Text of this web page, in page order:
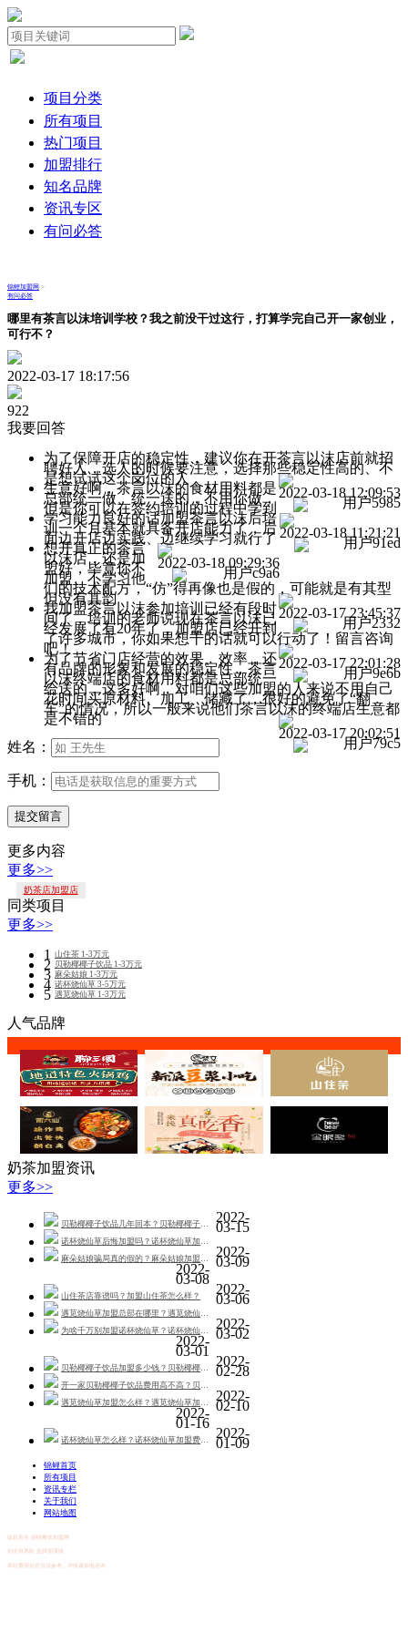
项目分类
所有项目
热门项目
加盟排行
知名品牌
资讯专区
有问必答
锦鲤加盟网 >
有问必答
哪里有茶言以沫培训学校？我之前没干过这行，打算学完自己开一家创业，
可行不？
2022-03-17 18:17:56
922
我要回答
为了保障开店的稳定性，建议你在开茶言以沫店前就招
聘好人，选人的时候要注意，选择那些稳定性高的、不
是想试试这个岗位的人
2022-03-18 12:09:53
用户5985
生意好啊，茶言以沫的食材用料都是
总部统一做、统一送的，不用你做，
但是你可以在签约培训的过程中学到
2022-03-18 11:21:21
用户91ed
学习能力良好的话加盟茶言以沫后培
训一个月基本就具备开店能力了，后
面边开店边实践、边继续学习就行了
2022-03-18 09:29:36
用户c9a6
想开真正的茶言
以沫店，还是加
盟好，毕竟你不
加盟、不学习他
们的技术配方，“仿”得再像也是假的，可能就是有其型
但没有其韵
2022-03-17 23:45:37
用户2332
我加盟茶言以沫参加培训已经有段时
间了，培训的老师说现在茶言以沫已
经发展了有20年了，加盟店已经开到
了许多城市，你如果想干的话就可以行动了！留言咨询
吧！
2022-03-17 22:01:28
用户9e6b
为了节省门店经营的效果、效率，还
有品牌的形象和发展的稳定性，茶言
以沫终端店的食材用料都是总部统一
给送的，这多好啊，对咱们这些加盟的人来说不用自己
花时间买原材料、加工、储藏了，很好的避免了“翻
车”的情况，所以一般来说他们茶言以沫的终端店生意都
是不错的
2022-03-17 20:02:51
用户79c5
姓名：
手机：
提交留言
更多内容
更多>>
奶茶店加盟店
同类项目
更多>>
1 山住茶 1-3万元
2 贝勒椰椰子饮品 1-3万元
3 麻朵姑娘 1-3万元
4 诺杯烧仙草 3-5万元
5 遇苋烧仙草 1-3万元
人气品牌
奶茶加盟资讯
更多>>
贝勒椰椰子饮品几年回本？贝勒椰椰子饮品为什么那. 2022-
03-15
诺杯烧仙草后悔加盟吗？诺杯烧仙草加盟就是骗子？
2022-
03-09
麻朵姑娘骗局真的假的？麻朵姑娘加盟要满足哪些条.
2022-
03-08
山住茶店靠谱吗？加盟山住茶怎么样？ 2022-
03-06
遇苋烧仙草加盟总部在哪里？遇苋烧仙草加盟怎么样.
2022-
03-02
为啥千万别加盟诺杯烧仙草？诺杯烧仙草是加盟骗局.
2022-
03-01
贝勒椰椰子饮品加盟多少钱？贝勒椰椰子饮品总部热. 2022-
02-28
开一家贝勒椰椰子饮品费用高不高？贝勒椰椰子饮品.
2022-
02-10
遇苋烧仙草加盟怎么样？遇苋烧仙草加盟电话多少？
2022-
01-16
诺杯烧仙草怎么样？诺杯烧仙草加盟费多少钱？ 2022-
01-09
锦鲤首页
所有项目
资讯专栏
关于我们
网站地图
版权所有 锦鲤餐饮加盟网
创业有风险 选择需谨慎
本站费用信息仅供参考，详情请留电咨询